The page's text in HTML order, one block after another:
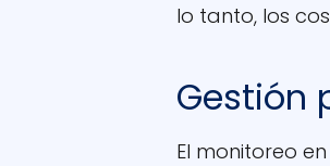
lo tanto, los
Gestión
El monitoreo